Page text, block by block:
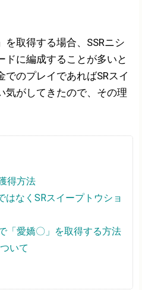
を取得する場合、SSRニシ
ドに編成することが多いと
のプレイであればSRスイ
気がしてきたので、その理
得方法
はなくSRスイープトウショ
「愛嬌〇」を取得する方法
いて